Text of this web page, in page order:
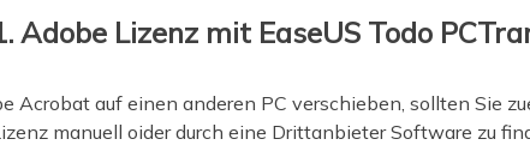
Adobe Lizenz mit EaseUS Todo
Acrobat auf einen anderen PC verschieben, sollten Sie
manuell oider durch eine Drittanbieter Software zu